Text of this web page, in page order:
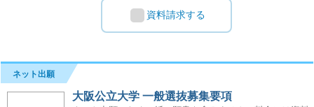
資料請求する
ネット出願
大阪公立大学 一般選抜募集要項